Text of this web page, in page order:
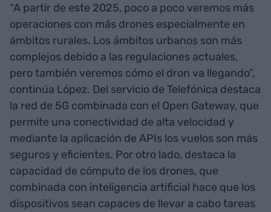
“A partir de este 2025, poco a poco veremos más
operaciones con más drones especialmente en
ámbitos rurales. Los ámbitos urbanos son más
complejos debido a las regulaciones actuales,
pero también veremos cómo el dron va llegando”,
continúa López. Del servicio de Telefónica destaca
la red de 5G combinada con el Open Gateway, que
permite una conectividad de alta velocidad y
mediante la aplicación de APIs los vuelos son más
seguros y eficientes. Por otro lado, destaca la
capacidad de cómputo de los drones, que
combinada con inteligencia artificial hace que los
dispositivos sean capaces de llevar a cabo tareas